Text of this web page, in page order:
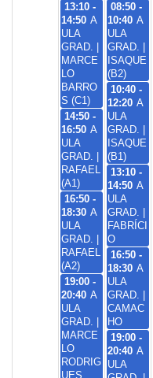
13:10 -
14:50 A
ULA
GRAD. |
MARCE
LO
BARRO
S (C1)
14:50 -
16:50 A
ULA
GRAD. |
RAFAEL
(A1)
16:50 -
18:30 A
ULA
GRAD. |
RAFAEL
(A2)
19:00 -
20:40 A
ULA
GRAD. |
MARCE
LO
RODRIG
UES
19:00 -
20:40 A
ULA
08:50 -
10:40 A
ULA
GRAD. |
ISAQUE
(B2)
10:40 -
12:20 A
ULA
GRAD. |
ISAQUE
(B1)
13:10 -
14:50 A
ULA
GRAD. |
FABRÍCI
O
16:50 -
18:30 A
ULA
GRAD. |
CAMAC
HO